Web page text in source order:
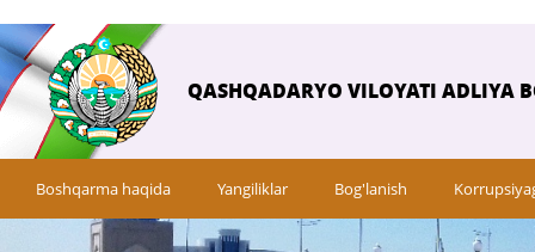
QASHQADARYO VILOYATI ADLIYA
Boshqarma haqida Yangiliklar Bog'lanish